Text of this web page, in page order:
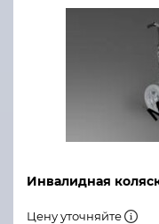
Инвалидная
Цену уточняйте